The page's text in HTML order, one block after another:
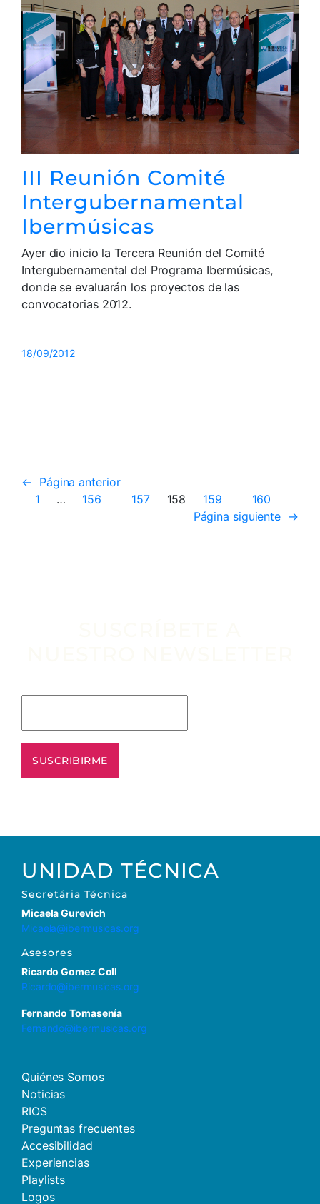
III Reunión Comité
Intergubernamental
Ibermúsicas
Ayer dio inicio la Tercera Reunión del Comité
Intergubernamental del Programa Ibermúsicas,
donde se evaluarán los proyectos de las
convocatorias 2012.
18/09/2012
← Página anterior
1
… 156 157 158 159
160
Página siguiente →
UNIDAD TÉCNICA
Secretária Técnica
Micaela Gurevich
Micaela@ibermusicas.org
Asesores
Ricardo Gomez Coll
Ricardo@ibermusicas.org
Fernando Tomasenía
Fernando@ibermusicas.org
Quiénes Somos
Noticias
RIOS
Preguntas frecuentes
Accesibilidad
Experiencias
Playlists
Logos